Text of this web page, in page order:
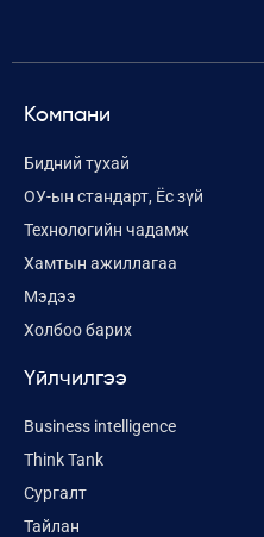
Компани
Бидний тухай
ОУ-ын стандарт, Ёс зүй
Технологийн чадамж
Хамтын ажиллагаа
Мэдээ
Холбоо барих
Үйлчилгээ
Business intelligence
Think Tank
Сургалт
Тайлан